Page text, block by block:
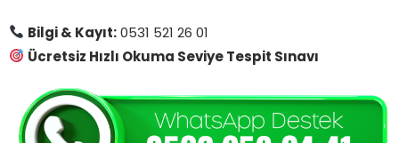
Bilgi & Kayıt: 0531 521 26 01
Ücretsiz Hızlı Okuma Seviye Tespit Sınavı